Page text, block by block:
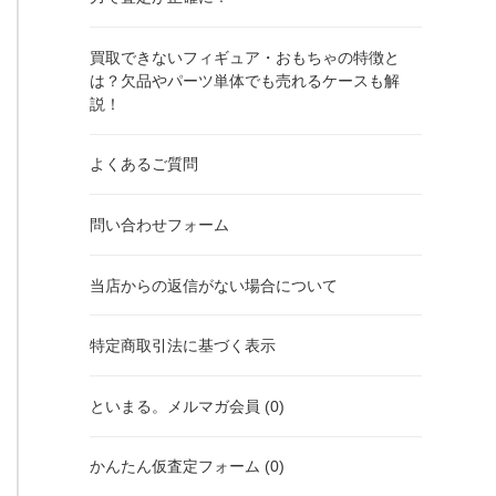
買取できないフィギュア・おもちゃの特徴と
は？欠品やパーツ単体でも売れるケースも解
説！
よくあるご質問
問い合わせフォーム
当店からの返信がない場合について
特定商取引法に基づく表示
といまる。メルマガ会員 (0)
かんたん仮査定フォーム (0)